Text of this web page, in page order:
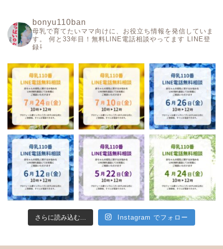
bonyu110ban
母乳で育てたいママ向けに、お役立ち情報を発信していま
す。
何と33年目！無料LINE電話相談やってます LINE登
録⇩
さらに読み込む... Instagram でフォロー